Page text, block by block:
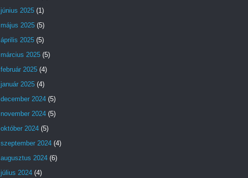
június 2025 (1)
május 2025 (5)
április 2025 (5)
március 2025 (5)
február 2025 (4)
január 2025 (4)
december 2024 (5)
november 2024 (5)
október 2024 (5)
szeptember 2024 (4)
augusztus 2024 (6)
július 2024 (4)